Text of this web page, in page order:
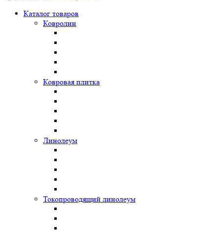
Каталог товаров
Ковролин
Ковровая плитка
Линолеум
Токопроводящий линолеум